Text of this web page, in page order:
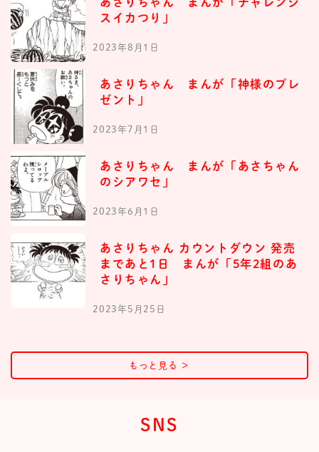
スイカつり」
2023年8月1日
あさりちゃん まんが「神様のプレ
ゼント」
2023年7月1日
あさりちゃん まんが「あさちゃん
のシアワセ」
2023年6月1日
あさりちゃん カウントダウン 発売
まであと1日 まんが「5年2組のあ
さりちゃん」
2023年5月25日
もっと見る ＞
SNS